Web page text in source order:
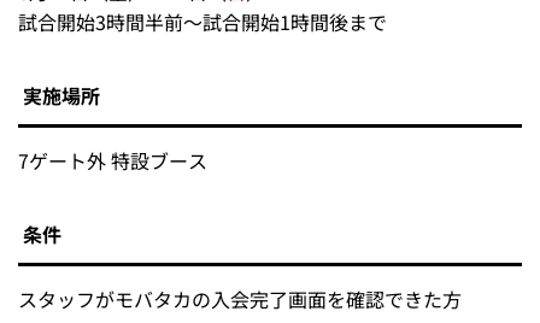
試合開始3時間半前～試合開始1時間後まで
実施場所
7ゲート外 特設ブース
条件
スタッフがモバタカの入会完了画面を確認できた方